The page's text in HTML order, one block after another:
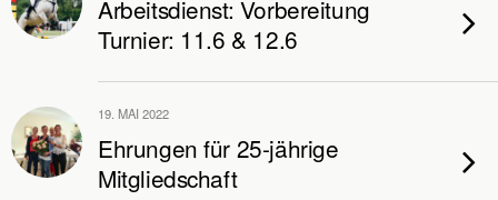
Arbeitsdienst: Vorbereitung
Turnier: 11.6 & 12.6
19. MAI 2022
Ehrungen für 25-jährige
Mitgliedschaft